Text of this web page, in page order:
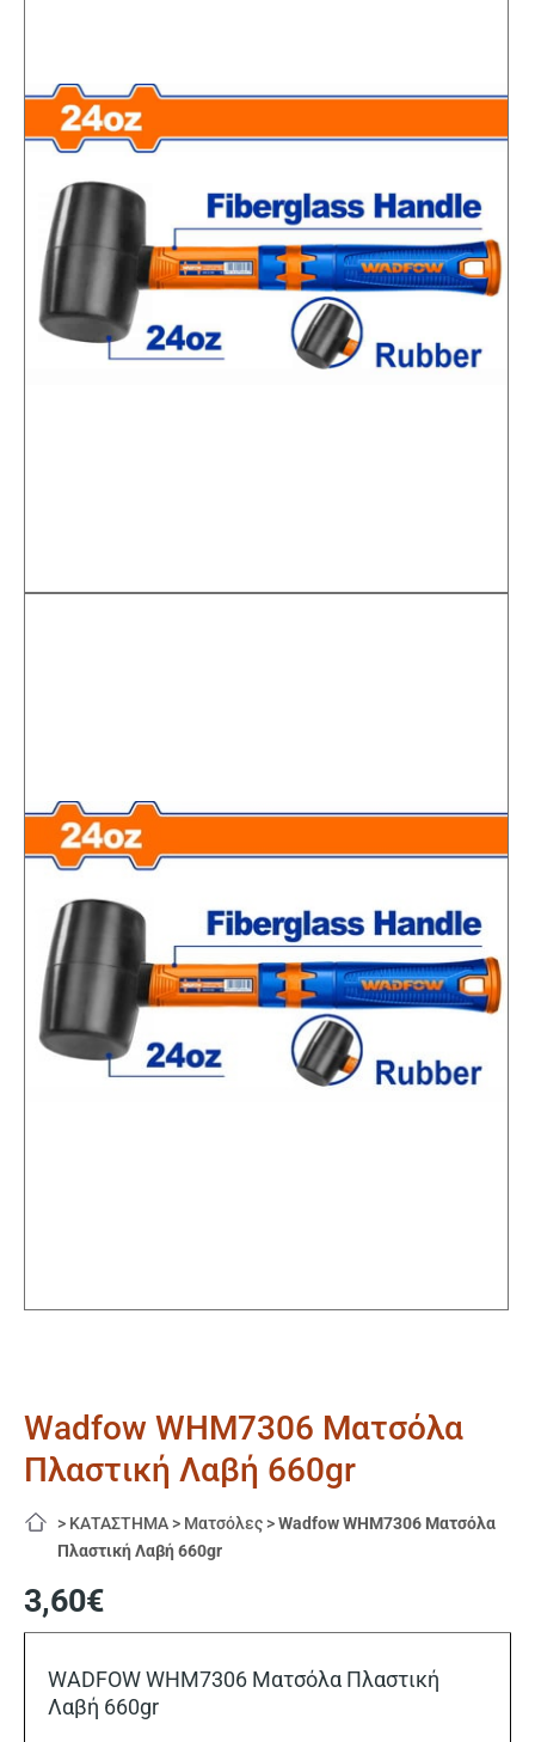
Wadfow WHM7306 Ματσόλα
Πλαστική Λαβή 660gr
> ΚΑΤΑΣΤΗΜΑ > Ματσόλες >Wadfow WHM7306 Ματσόλα
Πλαστική Λαβή 660gr
3,60€
WADFOW WHM7306 Ματσόλα Πλαστική
Λαβή 660gr